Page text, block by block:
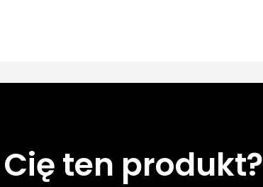
ten produkt?